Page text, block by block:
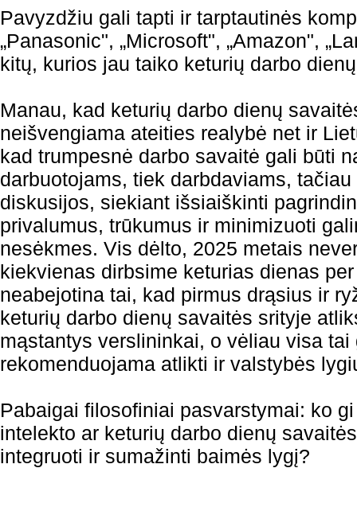
Pavyzdžiu gali tapti ir tarptautinės
„Panasonic", „Microsoft", „Amazon",
kitų, kurios jau taiko keturių darbo
Manau, kad keturių darbo dienų
neišvengiama ateities realybė net ir
kad trumpesnė darbo savaitė gali būti
darbuotojams, tiek darbdaviams,
diskusijos, siekiant išsiaiškinti
privalumus, trūkumus ir minimizuoti
nesėkmes. Vis dėlto, 2025 metais
kiekvienas dirbsime keturias dienas
neabejotina tai, kad pirmus drąsius ir
keturių darbo dienų savaitės srityje
mąstantys verslininkai, o vėliau visa
rekomenduojama atlikti ir valstybės
Pabaigai filosofiniai pasvarstymai: ko
intelekto ar keturių darbo dienų
integruoti ir sumažinti baimės lygį?